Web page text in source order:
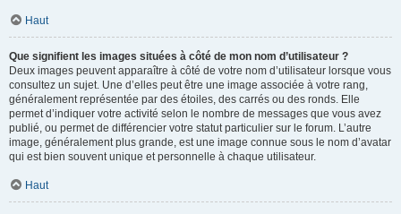
Haut
Que signifient les images situées à côté de mon nom d’utilisateur ?
Deux images peuvent apparaître à côté de votre nom d’utilisateur lorsque vous
consultez un sujet. Une d’elles peut être une image associée à votre rang,
généralement représentée par des étoiles, des carrés ou des ronds. Elle
permet d’indiquer votre activité selon le nombre de messages que vous avez
publié, ou permet de différencier votre statut particulier sur le forum. L’autre
image, généralement plus grande, est une image connue sous le nom d’avatar
qui est bien souvent unique et personnelle à chaque utilisateur.
Haut